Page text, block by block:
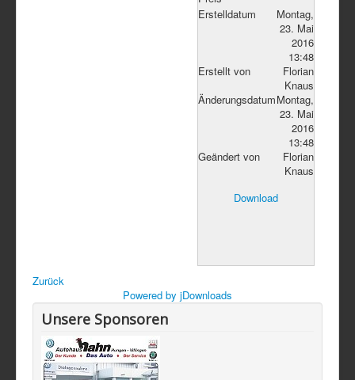
Erstelldatum
Montag,
23. Mai
2016
13:48
Erstellt von
Florian
Knaus
ÄnderungsdatumMontag,
23. Mai
2016
13:48
Geändert von
Florian
Knaus
Download
Zurück
Powered by jDownloads
Unsere Sponsoren